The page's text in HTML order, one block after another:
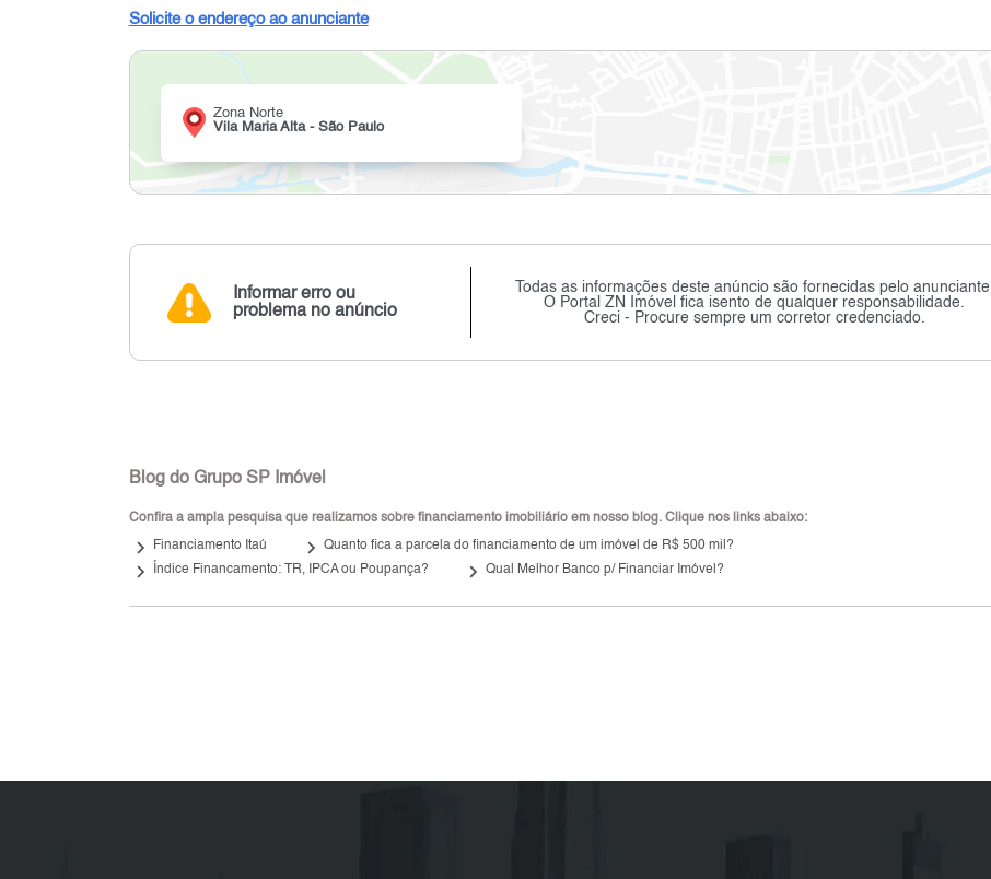
Solicite o endereço ao anunciante
Zona Norte
Vila Maria Alta - São Paulo
Informar erro ou
problema no anúncio
Todas as informações deste anúncio são fornecidas pelo anunciante.
O Portal ZN Imóvel fica isento de qualquer responsabilidade.
Creci - Procure sempre um corretor credenciado.
Blog do Grupo SP Imóvel
Confira a ampla pesquisa que realizamos sobre financiamento imobiliário em nosso blog. Clique nos links abaixo:
keyboard_arrow_right Financiamento Itaú keyboard_arrow_right Quanto fica a parcela do financiamento de um imóvel de R$ 500 mil?
keyboard_arrow_right Índice Financamento: TR, IPCA ou Poupança? keyboard_arrow_right Qual Melhor Banco p/ Financiar Imóvel?